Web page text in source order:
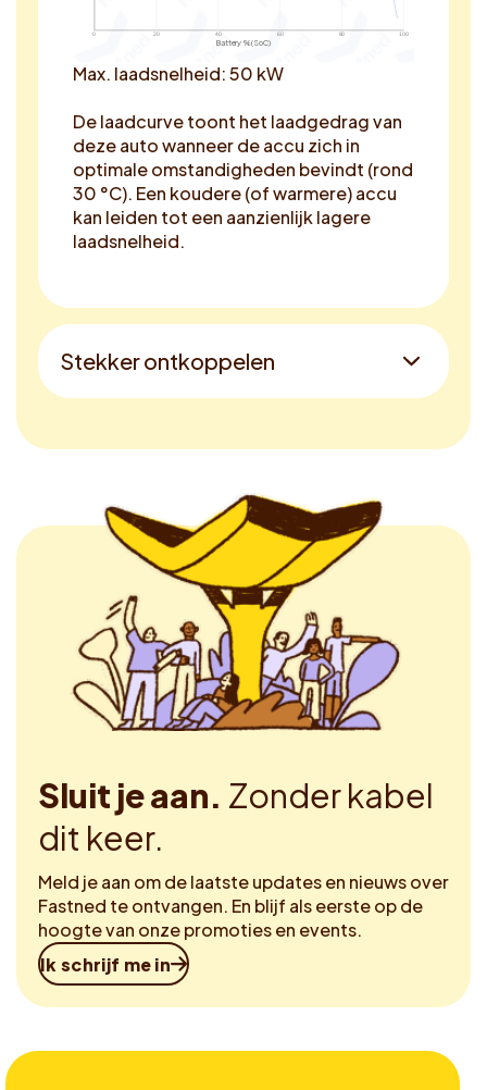
0 20 40 60 80 100
Battery % (SoC)
Max. laadsnelheid: 50 kW
De laadcurve toont het laadgedrag van
deze auto wanneer de accu zich in
optimale omstandigheden bevindt (rond
30 °C). Een koudere (of warmere) accu
kan leiden tot een aanzienlijk lagere
laadsnelheid.
Stekker ontkoppelen
Sluit je aan. Zonder kabel
dit keer.
Meld je aan om de laatste updates en nieuws over
Fastned te ontvangen. En blijf als eerste op de
hoogte van onze promoties en events.
Ik schrijf me in